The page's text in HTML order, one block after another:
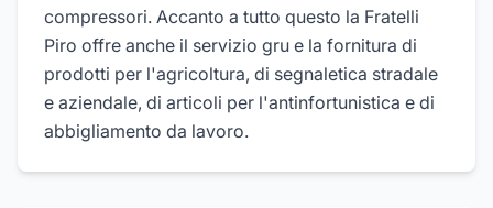
compressori. Accanto a tutto questo la Fratelli
Piro offre anche il servizio gru e la fornitura di
prodotti per l'agricoltura, di segnaletica stradale
e aziendale, di articoli per l'antinfortunistica e di
abbigliamento da lavoro.